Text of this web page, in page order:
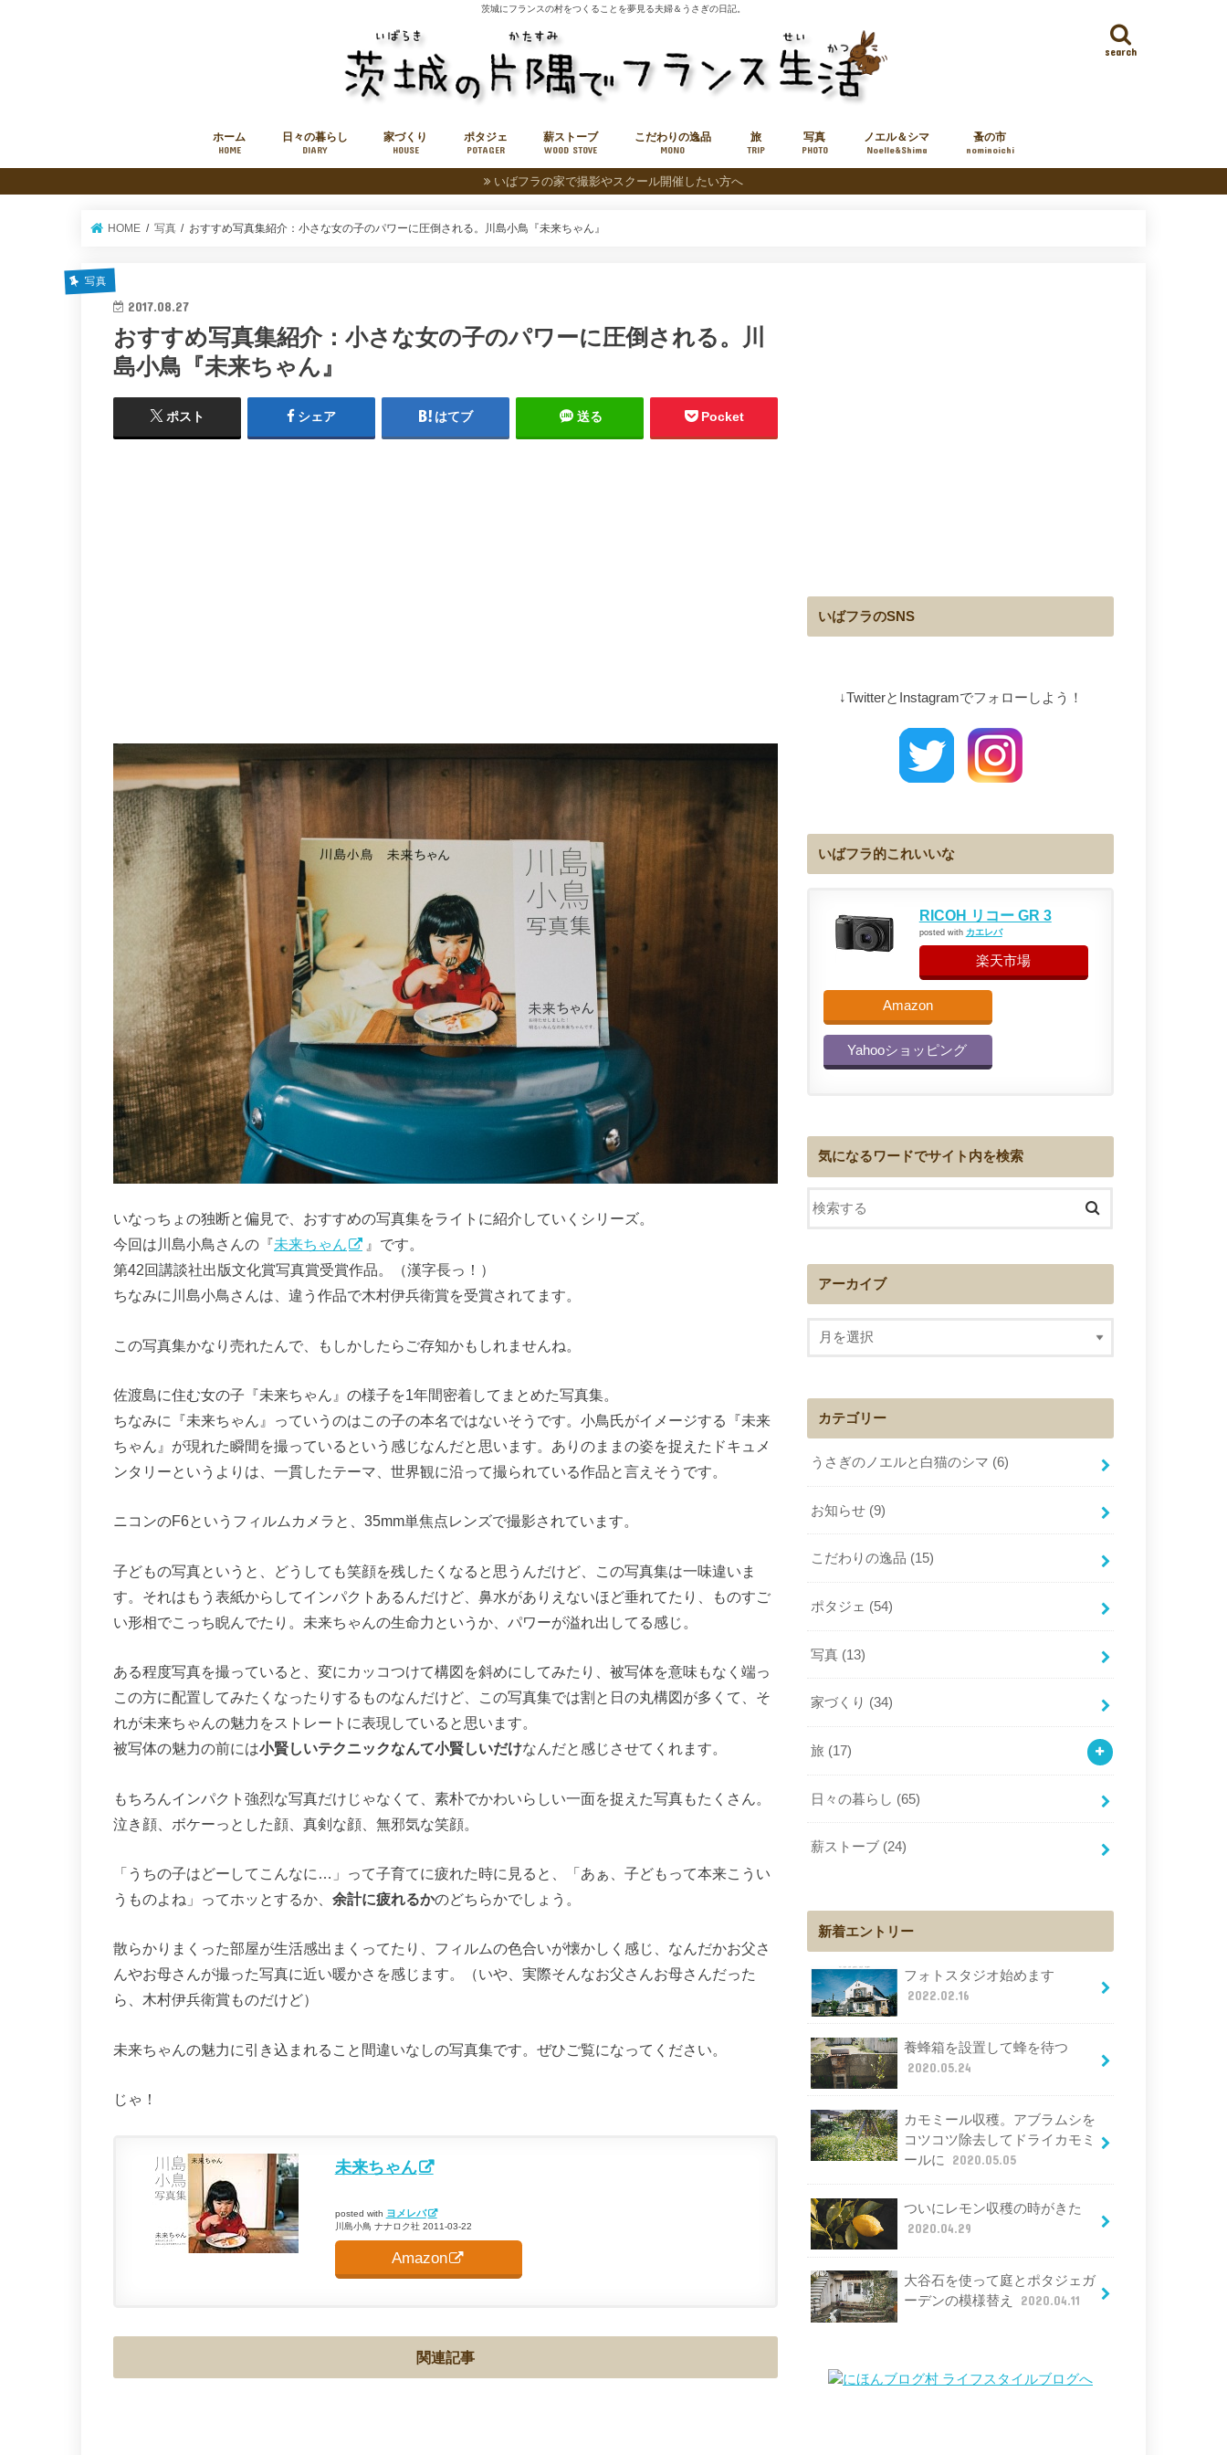
茨城にフランスの村をつくることを夢見る夫婦＆うさぎの日記。
search
ホーム
HOME
日々の暮らし
DIARY
家づくり
HOUSE
ポタジェ
POTAGER
薪ストーブ
WOOD STOVE
薪販売
こだわりの逸品
MONO
旅
TRIP
小旅
中旅
写真
PHOTO
ノエル＆シマ
Noelle&Shima
蚤の市
nominoichi
いばフラの家で撮影やスクール開催したい方へ
HOME 写真 おすすめ写真集紹介：小さな女の子のパワーに圧倒される。川島小鳥『未来ちゃん』
写真
2017.08.27
おすすめ写真集紹介：小さな女の子のパワーに圧倒される。川
島小鳥『未来ちゃん』
ポスト シェア はてブ 送る Pocket
いなっちょの独断と偏見で、おすすめの写真集をライトに紹介していくシリーズ。
今回は川島小鳥さんの『未来ちゃん
』です。
第42回講談社出版文化賞写真賞受賞作品。（漢字長っ！）
ちなみに川島小鳥さんは、違う作品で木村伊兵衛賞を受賞されてます。
この写真集かなり売れたんで、もしかしたらご存知かもしれませんね。
佐渡島に住む女の子『未来ちゃん』の様子を1年間密着してまとめた写真集。
ちなみに『未来ちゃん』っていうのはこの子の本名ではないそうです。小鳥氏がイメージする『未来
ちゃん』が現れた瞬間を撮っているという感じなんだと思います。ありのままの姿を捉えたドキュメ
ンタリーというよりは、一貫したテーマ、世界観に沿って撮られている作品と言えそうです。
ニコンのF6というフィルムカメラと、35mm単焦点レンズで撮影されています。
子どもの写真というと、どうしても笑顔を残したくなると思うんだけど、この写真集は一味違いま
す。それはもう表紙からしてインパクトあるんだけど、鼻水がありえないほど垂れてたり、ものすご
い形相でこっち睨んでたり。未来ちゃんの生命力というか、パワーが溢れ出してる感じ。
ある程度写真を撮っていると、変にカッコつけて構図を斜めにしてみたり、被写体を意味もなく端っ
この方に配置してみたくなったりするものなんだけど、この写真集では割と日の丸構図が多くて、そ
れが未来ちゃんの魅力をストレートに表現していると思います。
被写体の魅力の前には小賢しいテクニックなんて小賢しいだけなんだと感じさせてくれます。
もちろんインパクト強烈な写真だけじゃなくて、素朴でかわいらしい一面を捉えた写真もたくさん。
泣き顔、ボケーっとした顔、真剣な顔、無邪気な笑顔。
「うちの子はどーしてこんなに…」って子育てに疲れた時に見ると、「あぁ、子どもって本来こうい
うものよね」ってホッとするか、 余計に疲れるかのどちらかでしょう。
散らかりまくった部屋が生活感出まくってたり、フィルムの色合いが懐かしく感じ、なんだかお父さ
んやお母さんが撮った写真に近い暖かさを感じます。（いや、実際そんなお父さんお母さんだった
ら、木村伊兵衛賞ものだけど）
未来ちゃんの魅力に引き込まれること間違いなしの写真集です。ぜひご覧になってください。
じゃ！
未来ちゃん
posted with ヨメレバ
川島小鳥 ナナロク社 2011-03-22
Amazon
関連記事
いばフラのSNS
↓TwitterとInstagramでフォローしよう！
いばフラ的これいいな
RICOH リコー GR 3
posted with カエレバ
楽天市場
Amazon
Yahooショッピング
気になるワードでサイト内を検索
アーカイブ
カテゴリー
うさぎのノエルと白猫のシマ (6)
お知らせ (9)
こだわりの逸品 (15)
ポタジェ (54)
写真 (13)
家づくり (34)
旅 (17)
日々の暮らし (65)
薪ストーブ (24)
新着エントリー
フォトスタジオ始めます
2022.02.16
養蜂箱を設置して蜂を待つ
2020.05.24
カモミール収穫。アブラムシを
コツコツ除去してドライカモミ
ールに
2020.05.05
ついにレモン収穫の時がきた
2020.04.29
大谷石を使って庭とポタジェガ
ーデンの模様替え
2020.04.11